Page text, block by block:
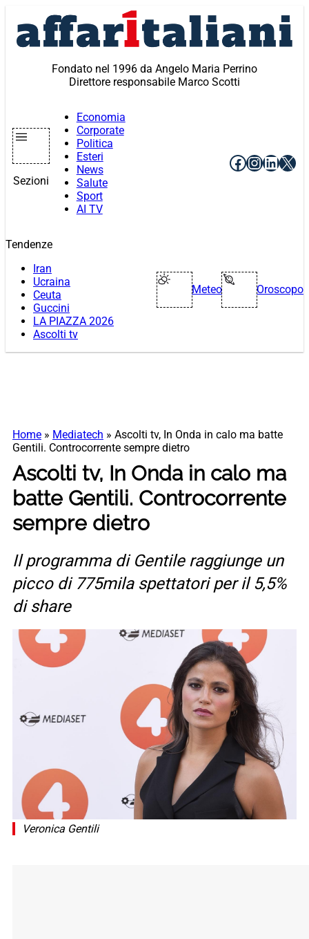
contenuto
Fondato nel 1996 da Angelo Maria Perrino
Direttore responsabile Marco Scotti
Sezioni
Economia
Corporate
Politica
Esteri
News
Salute
Sport
AI TV
Facebook
X
Tendenze
Iran
Ucraina
Ceuta
Guccini
LA PIAZZA 2026
Ascolti tv
Meteo Oroscopo
Home » Mediatech » Ascolti tv, In Onda in calo ma batte
Gentili. Controcorrente sempre dietro
Ascolti tv, In Onda in calo ma
batte Gentili. Controcorrente
sempre dietro
Il programma di Gentile raggiunge un
picco di 775mila spettatori per il 5,5%
di share
Veronica Gentili